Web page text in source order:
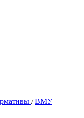
/ ВМУ